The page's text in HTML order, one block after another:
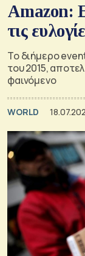
Amazon:
τις
Το διήμερο
του 2015,
φαινόμενο
WORLD